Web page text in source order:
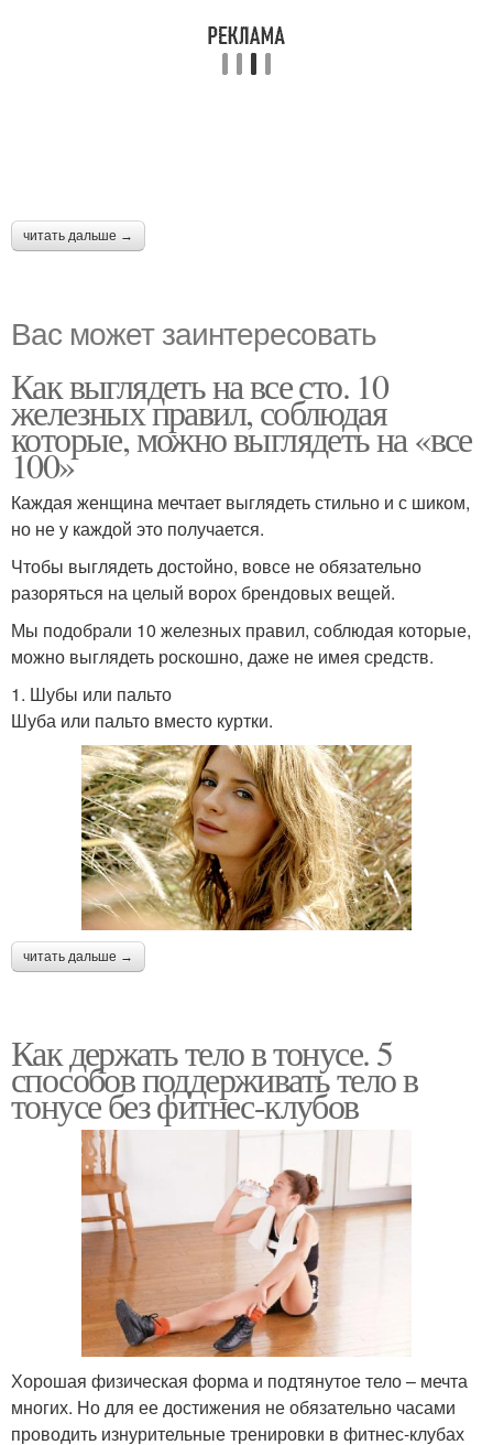
читать дальше →
Вас может заинтересовать
Как выглядеть на все сто. 10
железных правил, соблюдая
которые, можно выглядеть на «все
100»
Каждая женщина мечтает выглядеть стильно и с шиком,
но не у каждой это получается.
Чтобы выглядеть достойно, вовсе не обязательно
разоряться на целый ворох брендовых вещей.
Мы подобрали 10 железных правил, соблюдая которые,
можно выглядеть роскошно, даже не имея средств.
1. Шубы или пальто
Шуба или пальто вместо куртки.
читать дальше →
Как держать тело в тонусе. 5
способов поддерживать тело в
тонусе без фитнес-клубов
Хорошая физическая форма и подтянутое тело – мечта
многих. Но для ее достижения не обязательно часами
проводить изнурительные тренировки в фитнес-клубах